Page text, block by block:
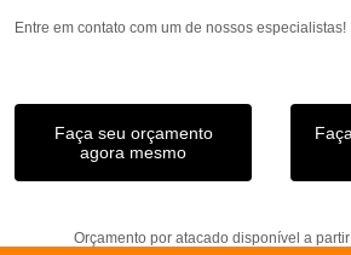
Entre em contato com um de nossos especialistas!
Faça seu orçamento
agora mesmo
Orçamento por atacado disponível a